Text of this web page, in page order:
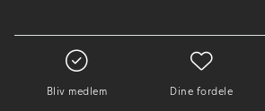
Bliv medlem Dine fordele